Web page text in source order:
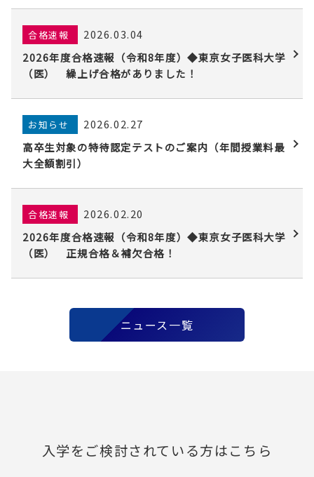
合格速報
2026.03.04
2026年度合格速報（令和8年度）◆東京女子医科大学
（医） 繰上げ合格がありました！
お知らせ
2026.02.27
高卒生対象の特待認定テストのご案内（年間授業料最
大全額割引）
合格速報
2026.02.20
2026年度合格速報（令和8年度）◆東京女子医科大学
（医） 正規合格＆補欠合格！
ニュース一覧
入学をご検討されている方はこちら